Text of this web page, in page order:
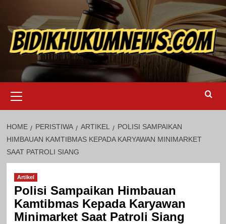
content
Menu
HOME PERISTIWA ARTIKEL
POLISI SAMPAIKAN
HIMBAUAN KAMTIBMAS KEPADA KARYAWAN MINIMARKET
SAAT PATROLI SIANG
Artikel
Polisi Sampaikan Himbauan
Kamtibmas Kepada Karyawan
Minimarket Saat Patroli Siang